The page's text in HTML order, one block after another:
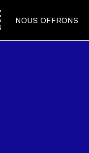
ACCUEIL
NOUS OFFRONS